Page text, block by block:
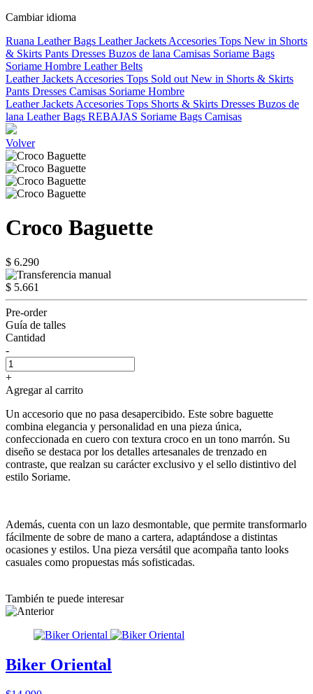
Cambiar idioma
Ruana Leather Bags Leather Jackets Accesories Tops New in Shorts
& Skirts Pants Dresses Buzos de lana Camisas Soriame Bags
Soriame Hombre Leather Belts
Leather Jackets Accesories Tops Sold out New in Shorts & Skirts
Pants Dresses Camisas Soriame Hombre
Leather Jackets Accesories Tops Shorts & Skirts Dresses Buzos de
lana Leather Bags REBAJAS Soriame Bags Camisas
Volver
Croco Baguette
$ 6.290
$ 5.661
Pre-order
Guía de talles
Cantidad
-
+
Agregar al carrito
Un accesorio que no pasa desapercibido. Este sobre baguette
combina elegancia y personalidad en una pieza única,
confeccionada en cuero con textura croco en un tono marrón. Su
diseño se destaca por los detalles artesanales de trenzado en
contraste, que realzan su carácter exclusivo y el sello distintivo del
estilo Soriame.
Además, cuenta con un lazo desmontable, que permite transformarlo
fácilmente de sobre de mano a cartera, adaptándose a distintas
ocasiones y estilos. Una pieza versátil que acompaña tanto looks
casuales como propuestas más sofisticadas.
También te puede interesar
Biker Oriental